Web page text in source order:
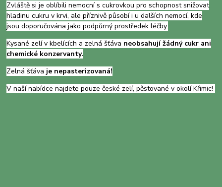
Zvláště si je oblíbili nemocní s cukrovkou pro schopnost snižovat
hladinu cukru v krvi, ale příznivě působí i u dalších nemocí, kde
jsou doporučována jako podpůrný prostředek léčby.
Kysané zelí v kbelících a zelná šťáva neobsahují žádný cukr ani
chemické konzervanty.
Zelná šťáva je nepasterizovaná!
V naší nabídce najdete pouze české zelí, pěstované v okolí Křimic!